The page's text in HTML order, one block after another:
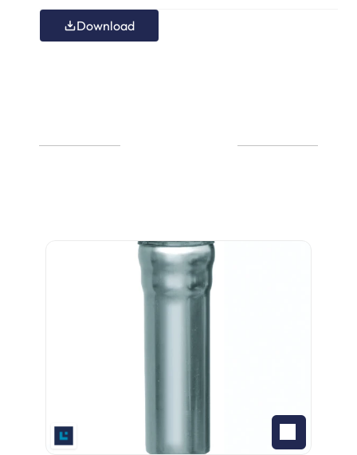
Download